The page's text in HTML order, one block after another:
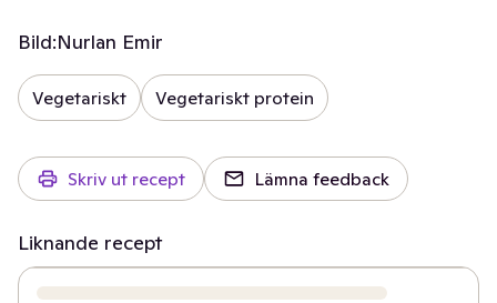
Bild:Nurlan Emir
Vegetariskt Vegetariskt protein
Skriv ut recept Lämna feedback
Liknande recept